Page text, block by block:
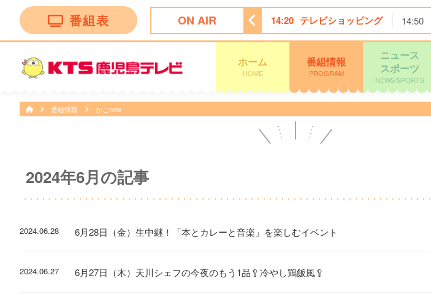
番組表 ON AIR
ｙｓ 11:47 ぽかぽか テレビショッピング 14:20 テレビショッピング 14:50
ホーム
HOME
番組情報
PROGRAM
ニュース
スポーツ
NEWS/SPORTS
番組情報 かごnew
2024年6月の記事
2024.06.28 6月28日（金）生中継！「本とカレーと音楽」を楽しむイベント
2024.06.27 6月27日（木）天川シェフの今夜のもう1品🥄冷やし鶏飯風🥄